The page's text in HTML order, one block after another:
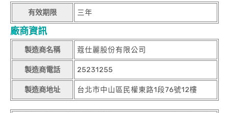
有效期限 三年
廠商資訊
製造商名稱 蔻仕麗股份有限公司
製造商電話 25231255
製造商地址 台北市中山區民權東路1段76號12樓